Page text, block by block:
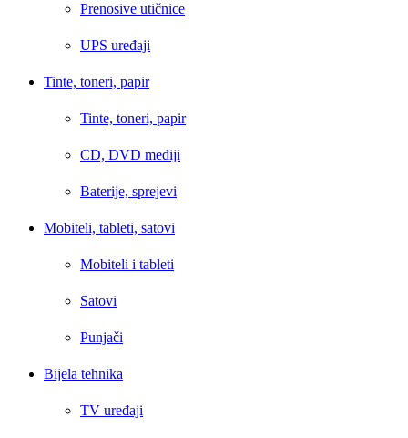
Prenosive utičnice
UPS uređaji
Tinte, toneri, papir
Tinte, toneri, papir
CD, DVD mediji
Baterije, sprejevi
Mobiteli, tableti, satovi
Mobiteli i tableti
Satovi
Punjači
Bijela tehnika
TV uređaji